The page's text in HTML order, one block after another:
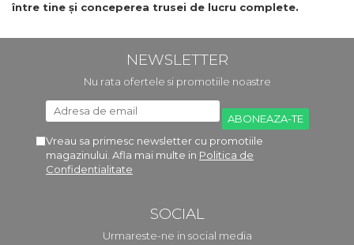
între tine și conceperea trusei de lucru complete.
NEWSLETTER
Nu rata ofertele si promotiile noastre
Vreau sa primesc newsletter cu promotiile
magazinului. Afla mai multe in Politica de
Confidentialitate
SOCIAL
Urmareste-ne in social media